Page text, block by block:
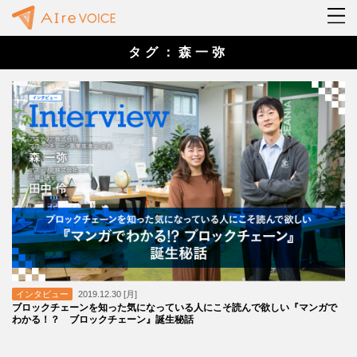
タグ：森一弥
インタビュー 2019.12.30 [月]
ブロックチェーンを知った気になっている人にこそ読んで欲しい『マンガで
わかる！？ ブロックチェーン』誕生秘話